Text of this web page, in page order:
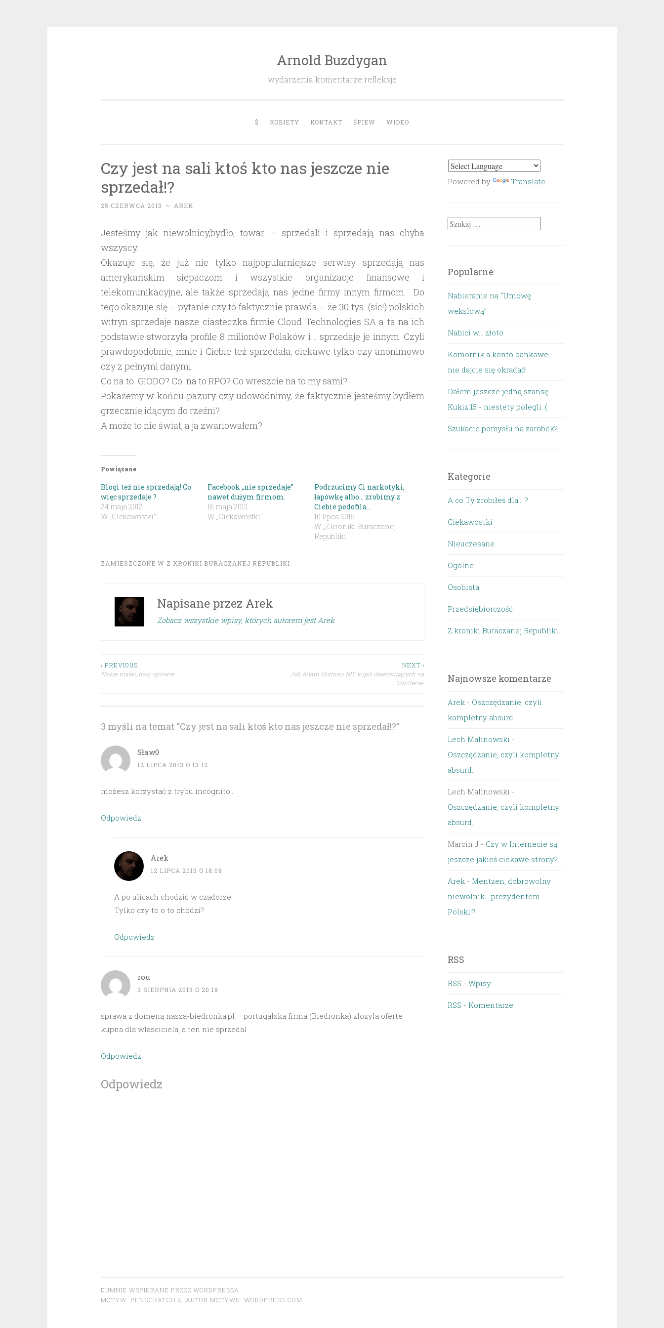
Arnold Buzdygan
wydarzenia komentarze refleksje
$ KOBIETY KONTAKT ŚPIEW WIDEO
Czy jest na sali ktoś kto nas jeszcze nie
sprzedał!?
25 CZERWCA 2013 ~ AREK
Jesteśmy jak niewolnicy,bydło, towar – sprzedali i sprzedają nas chyba
wszyscy.
Okazuje się, że już nie tylko najpopularniejsze serwisy sprzedają nas
amerykańskim siepaczom i wszystkie organizacje finansowe i
telekomunikacyjne, ale także sprzedają nas jedne firmy innym firmom. Do
tego okazuje się – pytanie czy to faktycznie prawda – że 30 tys. (sic!) polskich
witryn sprzedaje nasze ciasteczka firmie Cloud Technologies SA a ta na ich
podstawie stworzyła profile 8 milionów Polaków i… sprzedaje je innym. Czyli
prawdopodobnie, mnie i Ciebie też sprzedała, ciekawe tylko czy anonimowo
czy z pełnymi danymi.
Co na to GIODO? Co na to RPO? Co wreszcie na to my sami?
Pokażemy w końcu pazury czy udowodnimy, że faktycznie jesteśmy bydłem
grzecznie idącym do rzeźni?
A może to nie świat, a ja zwariowałem?
Powiązane
Blogi też nie sprzedają! Co
więc sprzedaje ?
24 maja 2012
W „Ciekawostki"
Facebook „nie sprzedaje”
nawet dużym firmom.
16 maja 2012
W „Ciekawostki"
Podrzucimy Ci narkotyki,
łapówkę albo… zrobimy z
Ciebie pedofila…
10 lipca 2015
W „Z kroniki Buraczanej
Republiki"
ZAMIESZCZONE W Z KRONIKI BURACZANEJ REPUBLIKI
Napisane przez Arek
Zobacz wszystkie wpisy, których autorem jest Arek
Nawigacja
‹ PREVIOUS
Nasze matki, nasi ojcowie
NEXT ›
Jak Adam Hofman NIE kupił obserwujących na
Twitterze.
3 myśli na temat “Czy jest na sali ktoś kto nas jeszcze nie sprzedał!?”
Sław0
12 LIPCA 2013 O 13:12
możesz korzystać z trybu incognito…
Odpowiedz
Arek
12 LIPCA 2013 O 18:08
A po ulicach chodzić w czadorze.
Tylko czy to o to chodzi?
Odpowiedz
rou
3 SIERPNIA 2013 O 20:18
sprawa z domeną nasza-biedronka.pl – portugalska firma (Biedronka) zlozyla oferte
kupna dla wlasciciela, a ten nie sprzedal
Odpowiedz
Odpowiedz
Powered by Translate
Szukaj:
Popularne
Nabieranie na “Umowę
wekslową”
Nabici w... złoto.
Komornik a konto bankowe -
nie dajcie się okradać!
Dałem jeszcze jedną szansę
Kukiz'15 - niestety polegli :(
Szukacie pomysłu na zarobek?
Kategorie
A co Ty zrobiłeś dla… ?
Ciekawostki
Nieuczesane
Ogólne
Osobista
Przedsiębiorczość
Z kroniki Buraczanej Republiki
Najnowsze komentarze
Arek - Oszczędzanie, czyli
kompletny absurd.
Lech Malinowski -
Oszczędzanie, czyli kompletny
absurd.
Lech Malinowski -
Oszczędzanie, czyli kompletny
absurd.
Marcin J - Czy w Internecie są
jeszcze jakieś ciekawe strony?
Arek - Mentzen, dobrowolny
niewolnik… prezydentem
Polski!?
RSS
RSS - Wpisy
RSS - Komentarze
DUMNIE WSPIERANE PRZEZ WORDPRESSA
MOTYW: PENSCRATCH 2. AUTOR MOTYWU: WORDPRESS.COM